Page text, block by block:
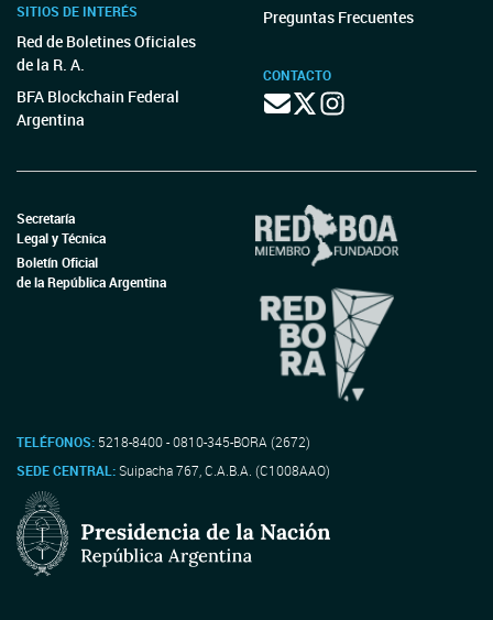
SITIOS DE INTERÉS
Red de Boletines Oficiales
de la R. A.
BFA Blockchain Federal
Argentina
Preguntas Frecuentes
CONTACTO
Secretaría
Legal y Técnica
Boletín Oficial
de la República Argentina
TELÉFONOS: 5218-8400 - 0810-345-BORA (2672)
SEDE CENTRAL:Suipacha 767, C.A.B.A. (C1008AAO)